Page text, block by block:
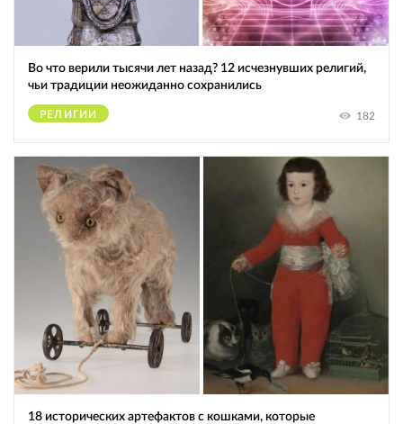
Во что верили тысячи лет назад? 12 исчезнувших религий,
чьи традиции неожиданно сохранились
РЕЛИГИИ 182
18 исторических артефактов с кошками, которые